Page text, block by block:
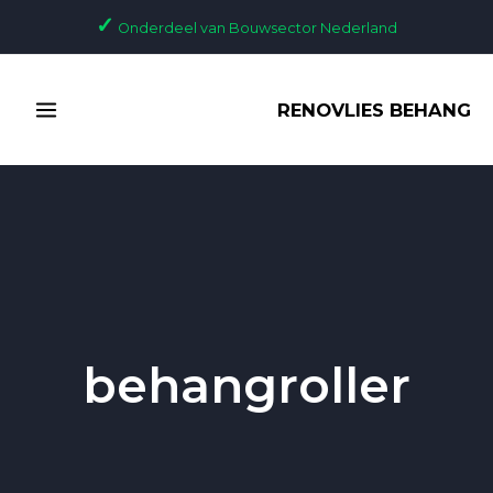
✓ Onderdeel van Bouwsector Nederland
MENU
RENOVLIES BEHANG
behangroller